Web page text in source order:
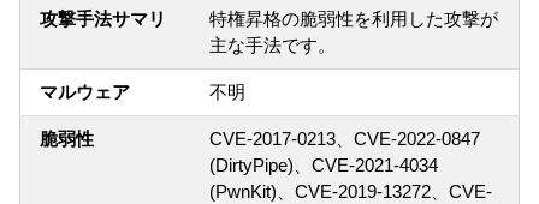
攻撃手法サマリ
特権昇格の脆弱性を利用した攻撃が
主な手法です。
マルウェア 不明
脆弱性
CVE-2017-0213、CVE-2022-0847
(DirtyPipe)、CVE-2021-4034
(PwnKit)、CVE-2019-13272、CVE-